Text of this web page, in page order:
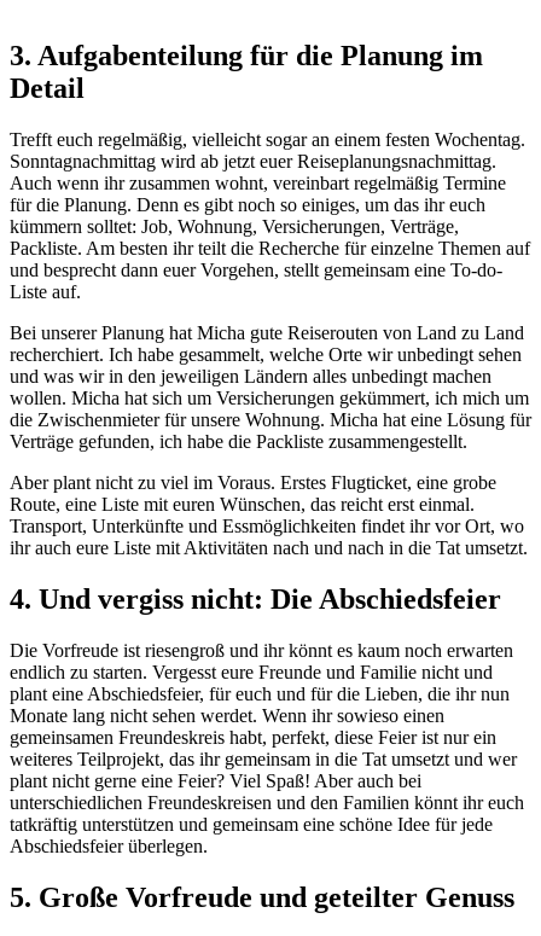
3. Aufgabenteilung für die Planung im
Detail
Trefft euch regelmäßig, vielleicht sogar an einem festen Wochentag.
Sonntagnachmittag wird ab jetzt euer Reiseplanungsnachmittag.
Auch wenn ihr zusammen wohnt, vereinbart regelmäßig Termine
für die Planung. Denn es gibt noch so einiges, um das ihr euch
kümmern solltet: Job, Wohnung, Versicherungen, Verträge,
Packliste. Am besten ihr teilt die Recherche für einzelne Themen auf
und besprecht dann euer Vorgehen, stellt gemeinsam eine To-do-
Liste auf.
Bei unserer Planung hat Micha gute Reiserouten von Land zu Land
recherchiert. Ich habe gesammelt, welche Orte wir unbedingt sehen
und was wir in den jeweiligen Ländern alles unbedingt machen
wollen. Micha hat sich um Versicherungen gekümmert, ich mich um
die Zwischenmieter für unsere Wohnung. Micha hat eine Lösung für
Verträge gefunden, ich habe die Packliste zusammengestellt.
Aber plant nicht zu viel im Voraus. Erstes Flugticket, eine grobe
Route, eine Liste mit euren Wünschen, das reicht erst einmal.
Transport, Unterkünfte und Essmöglichkeiten findet ihr vor Ort, wo
ihr auch eure Liste mit Aktivitäten nach und nach in die Tat umsetzt.
4. Und vergiss nicht: Die Abschiedsfeier
Die Vorfreude ist riesengroß und ihr könnt es kaum noch erwarten
endlich zu starten. Vergesst eure Freunde und Familie nicht und
plant eine Abschiedsfeier, für euch und für die Lieben, die ihr nun
Monate lang nicht sehen werdet. Wenn ihr sowieso einen
gemeinsamen Freundeskreis habt, perfekt, diese Feier ist nur ein
weiteres Teilprojekt, das ihr gemeinsam in die Tat umsetzt und wer
plant nicht gerne eine Feier? Viel Spaß! Aber auch bei
unterschiedlichen Freundeskreisen und den Familien könnt ihr euch
tatkräftig unterstützen und gemeinsam eine schöne Idee für jede
Abschiedsfeier überlegen.
5. Große Vorfreude und geteilter Genuss